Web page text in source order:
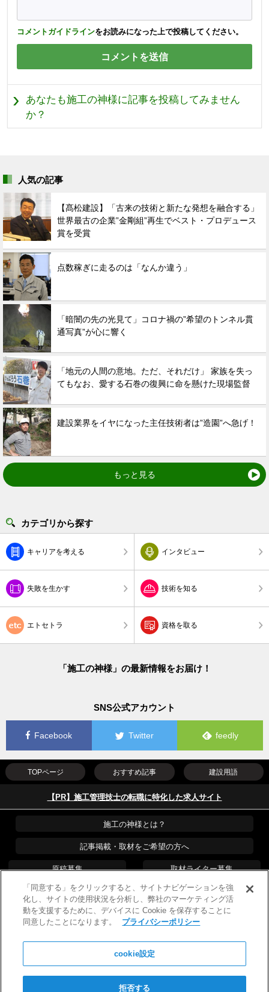
コメントガイドラインをお読みになった上で投稿してください。
あなたも施工の神様に記事を投稿してみません
か？
人気の記事
【髙松建設】「古来の技術と新たな発想を融合する」
世界最古の企業”金剛組”再生でベスト・プロデュース
賞を受賞
点数稼ぎに走るのは「なんか違う」
「暗闇の先の光見て」コロナ禍の”希望のトンネル貫
通写真”が心に響く
「地元の人間の意地。ただ、それだけ」 家族を失っ
てもなお、愛する石巻の復興に命を懸けた現場監督
建設業界をイヤになった主任技術者は”造園”へ急げ！
もっと見る
カテゴリから探す
キャリアを考える インタビュー
失敗を生かす 技術を知る
エトセトラ 資格を取る
「施工の神様」の最新情報をお届け！
SNS公式アカウント
Facebook Twitter feedly
日々、現場に役立つ情報を頑張ってお届けしますので、見逃したく
TOPページ おすすめ記事 建設用語
【PR】施工管理技士の転職に特化した求人サイト
施工の神様とは？
記事掲載・取材をご希望の方へ
原稿募集 取材ライター募集
運営会社 PR・プレスリリース
プライバシーポリシー 広告掲載について
Copyright © 2026 WILLOF CONSTRUCTION, Inc.
All Rights Reservedリンクフリー
「同意する」をクリックすると、サイトナビゲーションを強
化し、サイトの使用状況を分析し、弊社のマーケティング活
動を支援するために、デバイスに Cookie を保存することに
同意したことになります。
プライバシーポリシー
cookie設定
拒否する